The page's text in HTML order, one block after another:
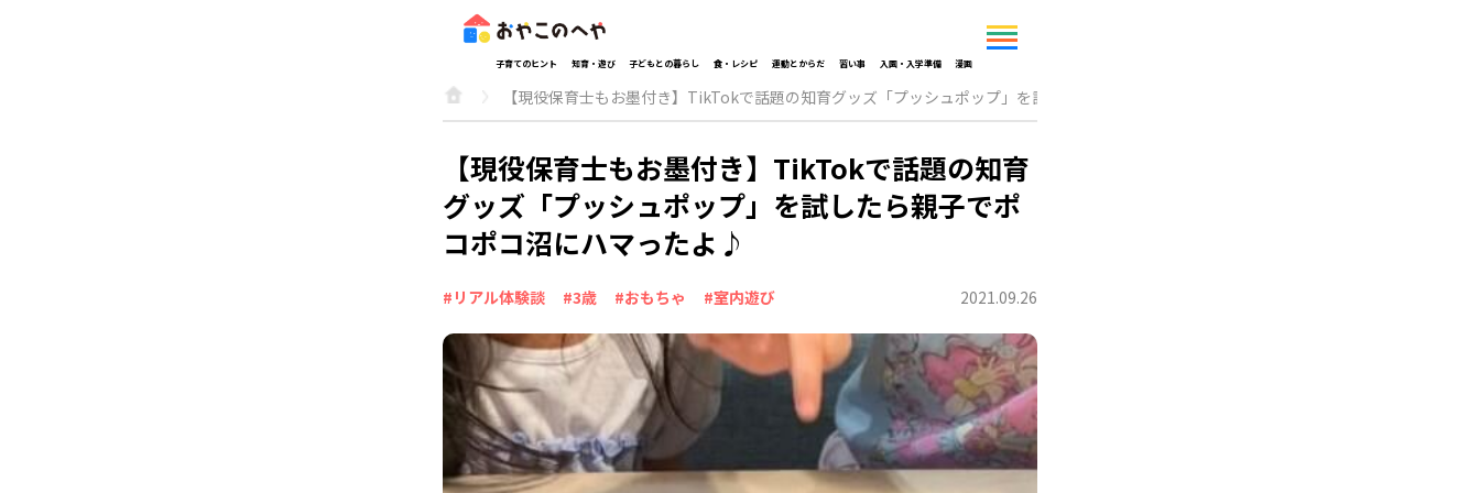
子育てのヒント 知育・遊び 子どもとの暮らし 食・レシピ 運動とからだ 習い事 入園・入学準備 漫画
【現役保育士もお墨付き】TikTokで話題の知育グッズ「プッシュポップ」を試したら親子でポコポコ沼にハマったよ♪
【現役保育士もお墨付き】TikTokで話題の知育
グッズ「プッシュポップ」を試したら親子でポ
コポコ沼にハマったよ♪
#リアル体験談 #3歳 #おもちゃ #室内遊び 2021.09.26